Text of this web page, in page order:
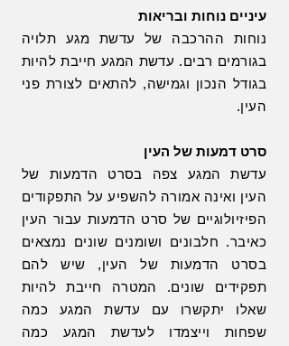
עיניים נוחות ובריאות
נוחות ההרכבה של עדשת מגע תלויה
בגורמים רבים. עדשת המגע חייבת להיות
בגודל הנכון וגמישה, להתאים לצורת פני
העין.
סרט דמעות של העין
עדשת המגע צפה בסרט הדמעות של
העין ואינה אמורה להשפיע על התפקודים
הפיזיולוגיים של סרט הדמעות עבור העין
כאיבר. חלבונים ושומנים שונים נמצאים
בסרט הדמעות של העין, שיש להם
תפקידים שונים. המטרה חייבת להיות
שאלו יתקשרו עם עדשת המגע כמה
שפחות וייצמדו לעדשת המגע כמה